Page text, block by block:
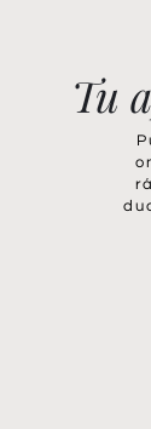
Tu